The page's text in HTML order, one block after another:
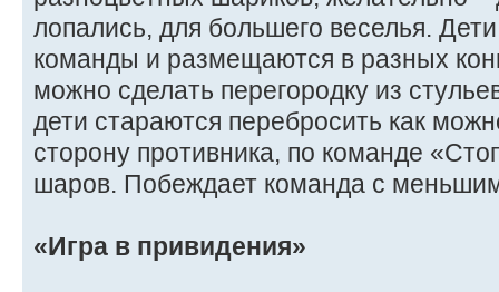
лопались, для большего веселья.
команды и размещаются в разных
можно сделать перегородку из
дети стараются перебросить как
сторону противника, по команде
шаров. Побеждает команда с
«Игра в привидения»